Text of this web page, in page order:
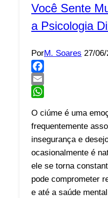
Você Sente
a Psicologia
PorM. Soares 27/
O ciúme é uma
frequentemente
insegurança e
ocasionalmente é
ele se torna
pode comprometer
e até a saúde